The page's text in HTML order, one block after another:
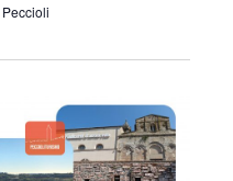
Peccioli